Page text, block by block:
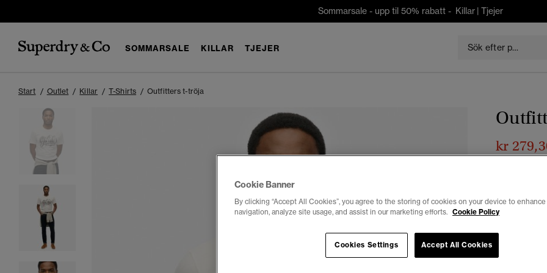
Sommarsale - upp til 50% rabatt - Killar| Tjejer
SOMMARSALE KILLAR TJEJER
Start Outlet Killar T-Shirts Outfitters t-tröja
kr
Cookie Banner
By clicking “Accept All Cookies”, you agree to the storing of cookies on your device to
navigation, analyze site usage, and assist in our marketing efforts. Cookie Policy
Accept All Cookies
Cookies Settings